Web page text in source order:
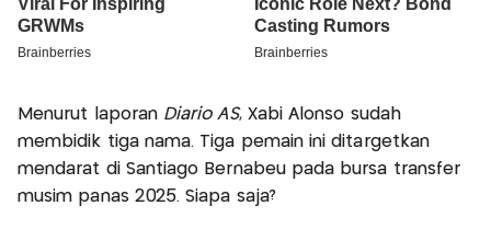
Menurut laporan Diario AS, Xabi Alonso sudah
membidik tiga nama. Tiga pemain ini ditargetkan
mendarat di Santiago Bernabeu pada bursa transfer
musim panas 2025. Siapa saja?